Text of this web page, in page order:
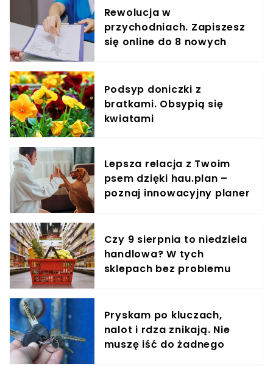
Rewolucja w
przychodniach. Zapiszesz
się online do 8 nowych
Podsyp doniczki z
bratkami. Obsypią się
kwiatami
Lepsza relacja z Twoim
psem dzięki hau.plan –
poznaj innowacyjny planer
Czy 9 sierpnia to niedziela
handlowa? W tych
sklepach bez problemu
Pryskam po kluczach,
nalot i rdza znikają. Nie
muszę iść do żadnego